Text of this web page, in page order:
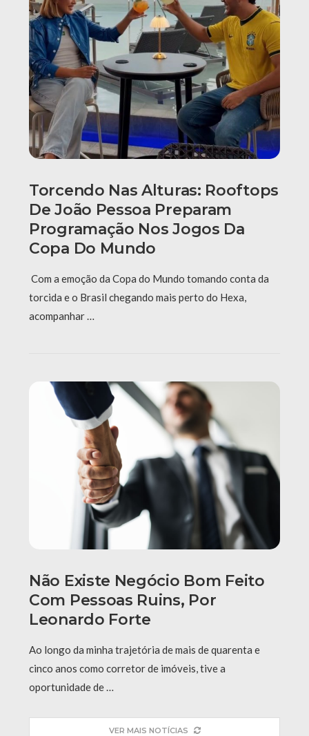
Torcendo Nas Alturas: Rooftops
De João Pessoa Preparam
Programação Nos Jogos Da
Copa Do Mundo
Com a emoção da Copa do Mundo tomando conta da
torcida e o Brasil chegando mais perto do Hexa,
acompanhar …
Não Existe Negócio Bom Feito
Com Pessoas Ruins, Por
Leonardo Forte
Ao longo da minha trajetória de mais de quarenta e
cinco anos como corretor de imóveis, tive a
oportunidade de …
VER MAIS NOTÍCIAS